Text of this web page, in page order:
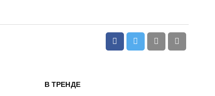
В ТРЕНДЕ